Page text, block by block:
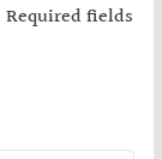
Required fields